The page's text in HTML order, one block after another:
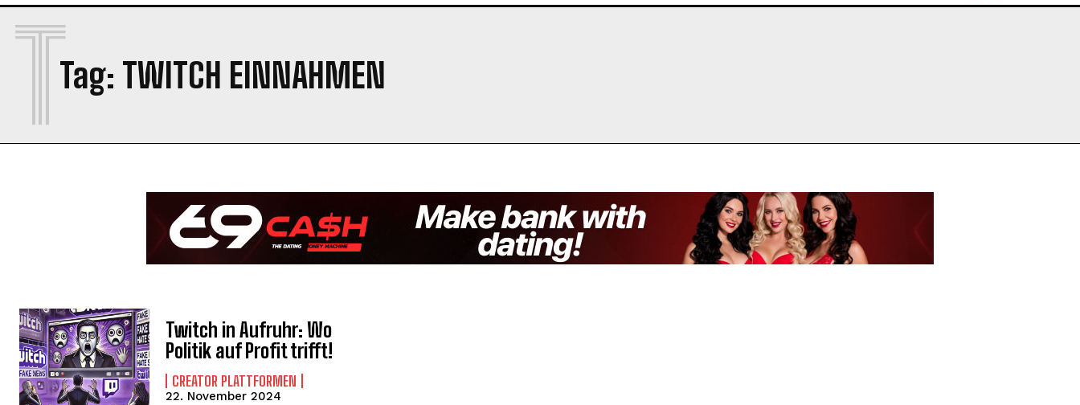
Tag: TWITCH EINNAHMEN
T
Twitch in Aufruhr: Wo
Politik auf Profit trifft!
CREATOR PLATTFORMEN
22. November 2024